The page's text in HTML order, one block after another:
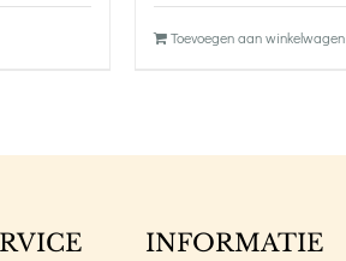
Toevoegen aan winkelwagen
INFORMATIE